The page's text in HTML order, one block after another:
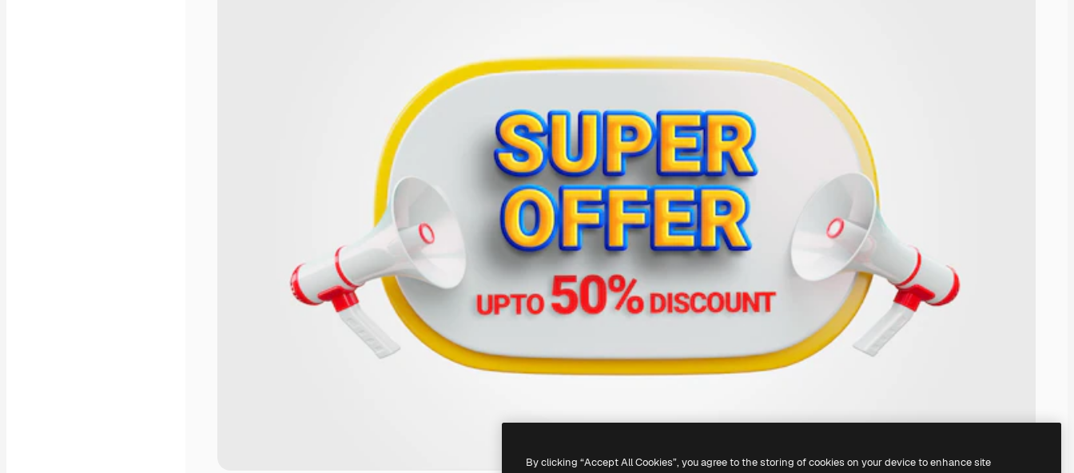
By clicking “Accept All Cookies”, you agree to the storing of cookies on your device to enhance site